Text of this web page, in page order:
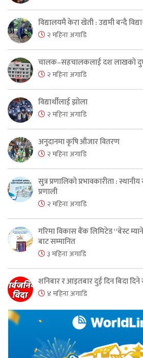
विद्यालयमै केरा खेती : उद्यमी बन्दै
२ महिना अगाडि
चालक–सहचालकलाई दश लाखको
२ महिना अगाडि
विद्यार्थीलाई झोला
२ महिना अगाडि
अनुदानमा कृषि औजार वितरण
२ महिना अगाडि
सुत्र प्रणालिको प्रभावकारीता :
प्रणाली
२ महिना अगाडि
गरिमा विकास बैंक लिमिटेड “बेस्ट
बाट सम्मानित
३ महिना अगाडि
शनिबार र आइतबार दुई दिन बिदा
४ महिना अगाडि